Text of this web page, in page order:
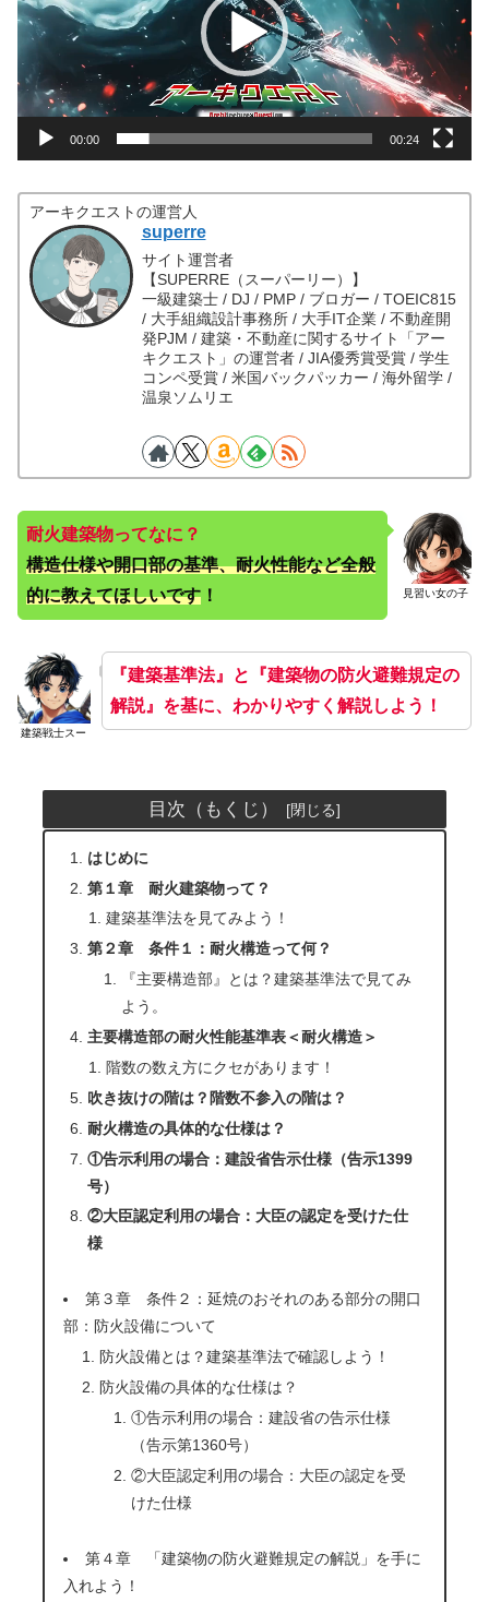
レ
ー
ヤ
00:00 00:24
アーキクエストの運営人
superre
サイト運営者
【SUPERRE（スーパーリー）】
一級建築士 / DJ / PMP / ブロガー / TOEIC815
/ 大手組織設計事務所 / 大手IT企業 / 不動産開
発PJM / 建築・不動産に関するサイト「アー
キクエスト」の運営者 / JIA優秀賞受賞 / 学生
コンペ受賞 / 米国バックパッカー / 海外留学 /
温泉ソムリエ
見習い女の子
耐火建築物ってなに？
構造仕様や開口部の基準、耐火性能など全般
的に教えてほしいです ！
建築戦士スー
『建築基準法』と『建築物の防火避難規定の
解説』を基に、わかりやすく解説しよう！
目次（もくじ）
はじめに
第１章 耐火建築物って？
建築基準法を見てみよう！
第２章 条件１：耐火構造って何？
『主要構造部』とは？建築基準法で見てみ
よう。
主要構造部の耐火性能基準表＜耐火構造＞
階数の数え方にクセがあります！
吹き抜けの階は？階数不参入の階は？
耐火構造の具体的な仕様は？
①告示利用の場合：建設省告示仕様（告示1399
号）
②大臣認定利用の場合：大臣の認定を受けた仕
様
第３章 条件２：延焼のおそれのある部分の開口
部：防火設備について
防火設備とは？建築基準法で確認しよう！
防火設備の具体的な仕様は？
①告示利用の場合：建設省の告示仕様
（告示第1360号）
②大臣認定利用の場合：大臣の認定を受
けた仕様
第４章 「建築物の防火避難規定の解説」を手に
入れよう！